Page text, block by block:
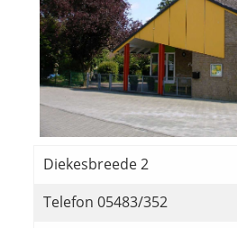
Diekesbreede 2
Telefon 05483/352